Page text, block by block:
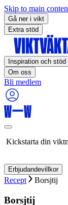
Skip to main
Gå ner i vikt
Extra stöd
Inspiration och stöd
Om oss
Bli medlem
Kickstarta din
Erbjudandevillkor
Recept Borsjtij
Borsjtij